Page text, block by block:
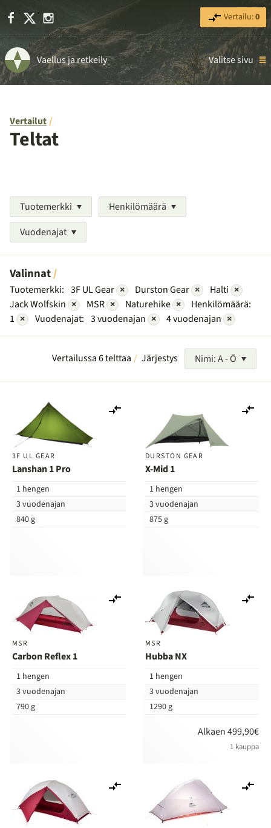
Facebook Instagram Vertailu:0
Vaellus ja retkeily Valitse sivu
Vertailut
Teltat
Tuotemerkki
Henkilömäärä
Vuodenajat
Valinnat
Tuotemerkki: 3F UL Gear × Durston Gear × Halti ×
Jack Wolfskin × MSR × Naturehike ×
Henkilömäärä:
1 × Vuodenajat: 3 vuodenajan × 4 vuodenajan ×
Vertailussa 6 telttaa Järjestys Nimi: A - Ö
3F UL GEAR
Lanshan 1 Pro
1 hengen
3 vuodenajan
840 g
DURSTON GEAR
X-Mid 1
1 hengen
3 vuodenajan
875 g
MSR
Carbon Reflex 1
1 hengen
3 vuodenajan
790 g
vertailuun
MSR
Hubba NX
1 hengen
3 vuodenajan
1290 g
Alkaen 499,90€
1 kauppa